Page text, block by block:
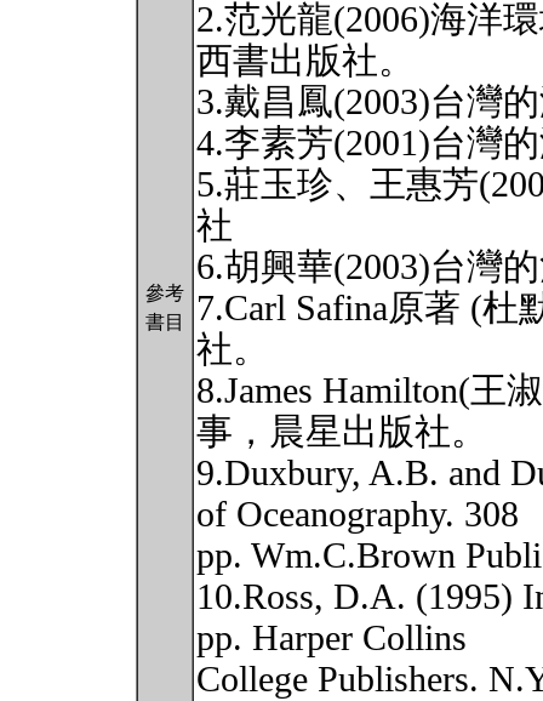
參考
書目
2.范光龍(2006)海洋
西書出版社。
3.戴昌鳳(2003)台灣
4.李素芳(2001)台灣
5.莊玉珍、王惠芳
社
6.胡興華(2003)台灣
7.Carl Safina原著 (
社。
8.James Hamilton(王
事，晨星出版社。
9.Duxbury, A.B. and
of Oceanography. 308
pp. Wm.C.Brown
10.Ross, D.A. (1995)
pp. Harper Collins
College Publishers.